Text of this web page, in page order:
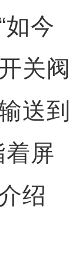
如今
关阀
送到
着屏
绍